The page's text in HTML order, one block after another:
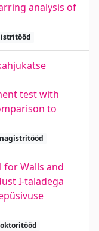
analysis of
test with
to
for Walls and
I-taladega